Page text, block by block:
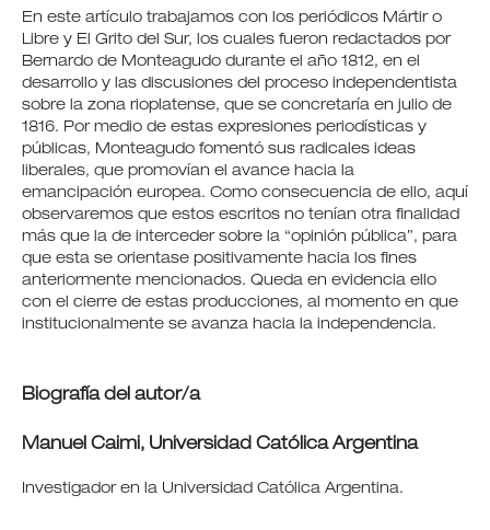
En este artículo trabajamos con los periódicos Mártir o
Libre y El Grito del Sur, los cuales fueron redactados por
Bernardo de Monteagudo durante el año 1812, en el
desarrollo y las discusiones del proceso independentista
sobre la zona rioplatense, que se concretaría en julio de
1816. Por medio de estas expresiones periodísticas y
públicas, Monteagudo fomentó sus radicales ideas
liberales, que promovían el avance hacia la
emancipación europea. Como consecuencia de ello, aquí
observaremos que estos escritos no tenían otra finalidad
más que la de interceder sobre la “opinión pública”, para
que esta se orientase positivamente hacia los fines
anteriormente mencionados. Queda en evidencia ello
con el cierre de estas producciones, al momento en que
institucionalmente se avanza hacia la independencia.
Biografía del autor/a
Manuel Caimi, Universidad Católica Argentina
Investigador en la Universidad Católica Argentina.